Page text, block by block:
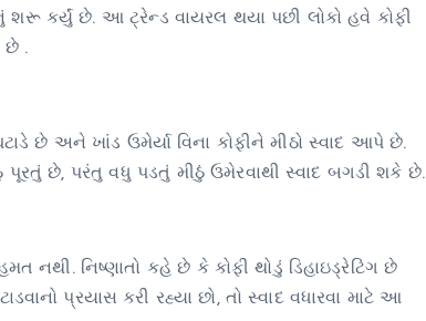
કર્યું છે. આ ટ્રેન્ડ વાયરલ થયા પછી લોકો હવે કોફી
છે .
છે અને ખાંડ ઉમેર્યા વિના કોફીને મીઠો સ્વાદ આપે છે.
પૂરતું છે, પરંતુ વધુ પડતું મીઠું ઉમેરવાથી સ્વાદ બગડી શકે છે.
નથી. નિષ્ણાતો કહે છે કે કોફી થોડું ડિહાઇડ્રેટિંગ છે
પ્રયાસ કરી રહ્યા છો, તો સ્વાદ વધારવા માટે આ